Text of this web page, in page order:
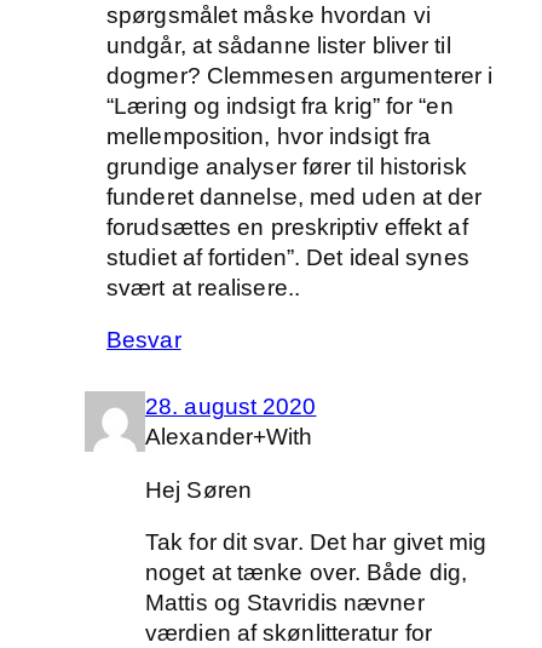
spørgsmålet måske hvordan vi
undgår, at sådanne lister bliver til
dogmer? Clemmesen argumenterer i
“Læring og indsigt fra krig” for “en
mellemposition, hvor indsigt fra
grundige analyser fører til historisk
funderet dannelse, med uden at der
forudsættes en preskriptiv effekt af
studiet af fortiden”. Det ideal synes
svært at realisere..
Besvar
28. august 2020
Alexander+With
Hej Søren
Tak for dit svar. Det har givet mig
noget at tænke over. Både dig,
Mattis og Stavridis nævner
værdien af skønlitteratur for